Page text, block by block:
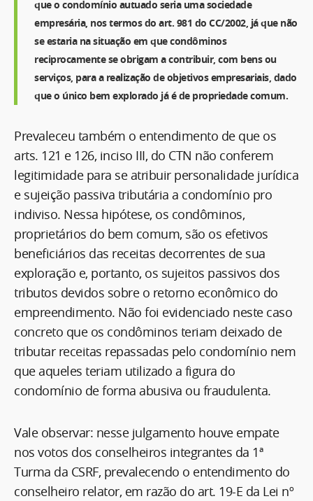
que o condomínio autuado seria uma sociedade
empresária, nos termos do art. 981 do CC/2002, já que não
se estaria na situação em que condôminos
reciprocamente se obrigam a contribuir, com bens ou
serviços, para a realização de objetivos empresariais, dado
que o único bem explorado já é de propriedade comum.
Prevaleceu também o entendimento de que os
arts. 121 e 126, inciso III, do CTN não conferem
legitimidade para se atribuir personalidade jurídica
e sujeição passiva tributária a condomínio pro
indiviso. Nessa hipótese, os condôminos,
proprietários do bem comum, são os efetivos
beneficiários das receitas decorrentes de sua
exploração e, portanto, os sujeitos passivos dos
tributos devidos sobre o retorno econômico do
empreendimento. Não foi evidenciado neste caso
concreto que os condôminos teriam deixado de
tributar receitas repassadas pelo condomínio nem
que aqueles teriam utilizado a figura do
condomínio de forma abusiva ou fraudulenta.
Vale observar: nesse julgamento houve empate
nos votos dos conselheiros integrantes da 1ª
Turma da CSRF, prevalecendo o entendimento do
conselheiro relator, em razão do art. 19-E da Lei nº